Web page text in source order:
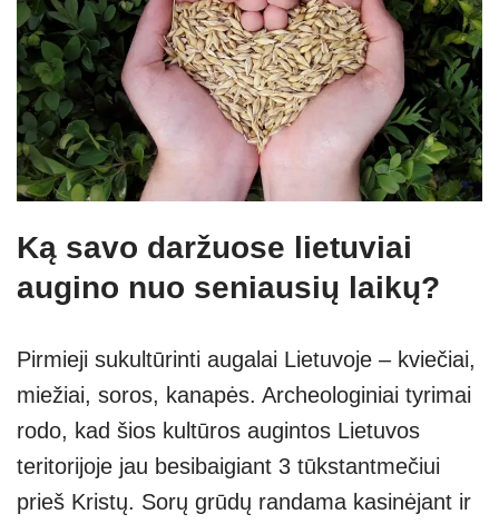
Ką savo daržuose lietuviai
augino nuo seniausių laikų?
Pirmieji sukultūrinti augalai Lietuvoje – kviečiai,
miežiai, soros, kanapės. Archeologiniai tyrimai
rodo, kad šios kultūros augintos Lietuvos
teritorijoje jau besibaigiant 3 tūkstantmečiui
prieš Kristų. Sorų grūdų randama kasinėjant ir